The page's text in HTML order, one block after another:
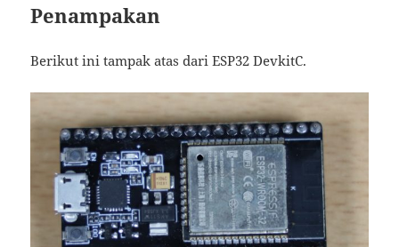
Penampakan
Berikut ini tampak atas dari ESP32 DevkitC.